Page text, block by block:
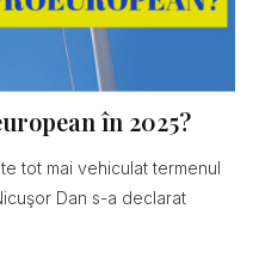
în 2025?
tot mai vehiculat termenul
Dan s-a declarat